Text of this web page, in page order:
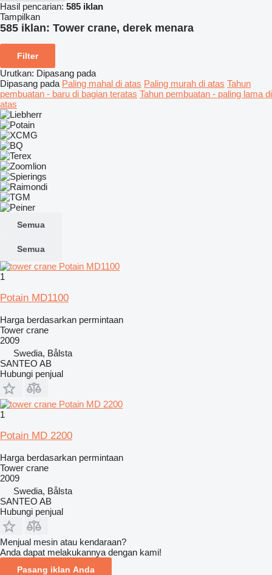
Hasil pencarian: 585 iklan
Tampilkan
585 iklan: Tower crane, derek menara
Filter
Urutkan: Dipasang pada
Dipasang pada Paling mahal di atas Paling murah di atas Tahun
pembuatan - baru di bagian teratas Tahun pembuatan - paling lama di
atas
Semua
Semua
1
Potain MD1100
Harga berdasarkan permintaan
Tower crane
2009
Swedia, Bålsta
SANTEO AB
Hubungi penjual
1
Potain MD 2200
Harga berdasarkan permintaan
Tower crane
2009
Swedia, Bålsta
SANTEO AB
Hubungi penjual
Menjual mesin atau kendaraan?
Anda dapat melakukannya dengan kami!
Pasang iklan Anda